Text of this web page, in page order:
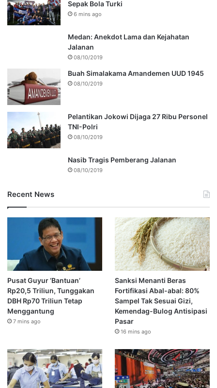
Sepak Bola Turki
6 mins ago
Medan: Anekdot Lama dan Kejahatan
Jalanan
08/10/2019
Buah Simalakama Amandemen UUD 1945
08/10/2019
Pelantikan Jokowi Dijaga 27 Ribu Personel
TNI-Polri
08/10/2019
Nasib Tragis Pemberang Jalanan
08/10/2019
Recent News
Pusat Guyur ‘Bantuan’
Rp20,5 Triliun, Tunggakan
DBH Rp70 Triliun Tetap
Menggantung
7 mins ago
Sanksi Menanti Beras
Fortifikasi Abal-abal: 80%
Sampel Tak Sesuai Gizi,
Kemendag-Bulog Antisipasi
Pasar
16 mins ago